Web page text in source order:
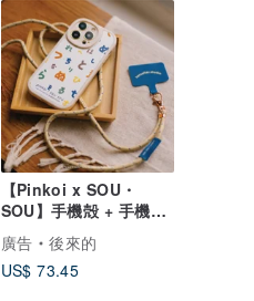
【Pinkoi x SOU・
SOU】手機殻 + 手機掛
繩組合 / 五十音歌
廣告
後來的
US$ 73.45